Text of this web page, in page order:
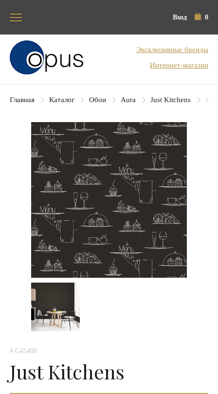
Вход 0
Блок поиска
Эксклюзивные бренды
Интернет-магазин
Главная Каталог Обои Aura Just Kitchens
# G45408
Just Kitchens